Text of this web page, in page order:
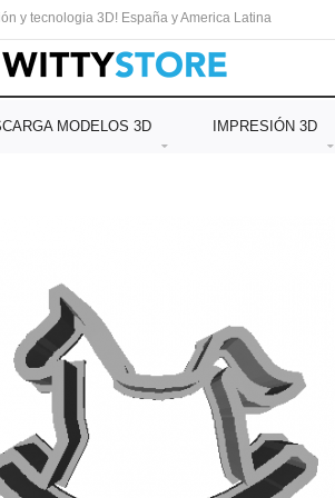
y tecnologia 3D! España y America Latina
MODELOS 3D IMPRESIÓN 3D